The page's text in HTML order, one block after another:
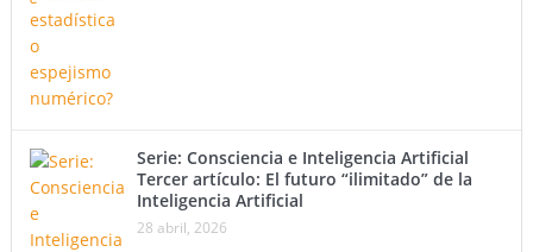
Serie: Consciencia e Inteligencia Artificial
Tercer artículo: El futuro “ilimitado” de la
Inteligencia Artificial
28 abril, 2026